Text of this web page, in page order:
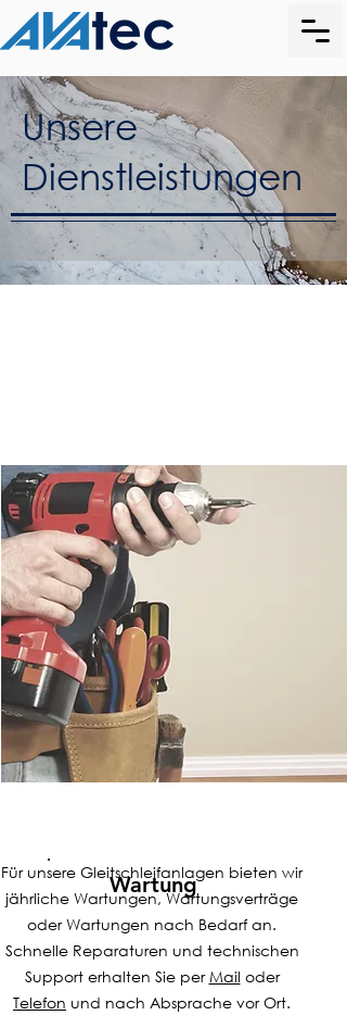
Unsere
Dienstleistungen
Wartung
Für unsere Gleitschleifanlagen bieten wir
jährliche Wartungen, Wartungsverträge
oder Wartungen nach Bedarf an.
Schnelle Reparaturen und technischen
Support erhalten Sie perMail oder
Telefon und nach Absprache vor Ort.